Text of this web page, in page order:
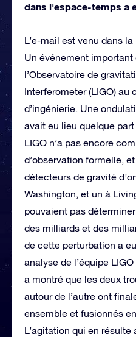
dans l'espace-temps a
L’e-mail est venu dans
Un événement important
l’Observatoire de
Interferometer (LIGO) au
d’ingénierie. Une
avait eu lieu quelque
LIGO n’a pas encore
d’observation formelle,
détecteurs de gravité
Washington, et un à
pouvaient pas
des milliards et des
de cette perturbation a
analyse de l’équipe
a montré que les deux
autour de l’autre ont
ensemble et fusionnés
L’agitation qui en